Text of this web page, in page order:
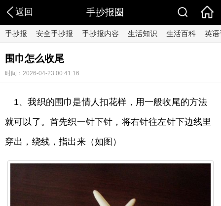
返回 手抄报圈
手抄报 安全手抄报 手抄报内容 生活知识 生活百科 英
围巾怎么收尾
时间：2026-04-23 00:41:16
1、我织的围巾是情人扣花样，用一般收尾的方法
就可以了。首先织一针下针，将右针往左针下边线里
穿出，绕线，指出来（如图）